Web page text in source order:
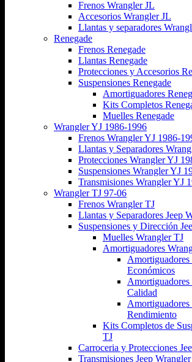
Frenos Wrangler JL
Accesorios Wrangler JL
Llantas y separadores
Renegade
Frenos Renegade
Llantas Renegade
Protecciones y Accesorios
Suspensiones Renegade
Amortiguadores
Kits Completos
Muelles Renegade
Wrangler YJ 1986-1996
Frenos Wrangler YJ 1986-
Llantas y Separadores
Protecciones Wrangler YJ
Suspensiones Wrangler YJ
Transmisiones Wrangler YJ
Wrangler TJ 97-06
Frenos Wrangler TJ
Llantas y Separadores Jeep
Suspensiones y Dirección
Muelles Wrangler TJ
Amortiguadores
Económicos
Calidad
Rendimiento
Kits Completos de
TJ
Carroceria y Protecciones
Transmisiones Jeep